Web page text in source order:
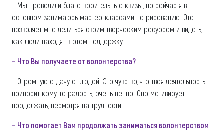
– Мы проводили благотворительные квизы, но сейчас я в
основном занимаюсь мастер-классами по рисованию. Это
позволяет мне делиться своим творческим ресурсом и видеть,
как люди находят в этом поддержку.
– Что Вы получаете от волонтерства?
– Огромную отдачу от людей! Это чувство, что твоя деятельность
приносит кому-то радость, очень ценно. Оно мотивирует
продолжать, несмотря на трудности.
– Что помогает Вам продолжать заниматься волонтерством